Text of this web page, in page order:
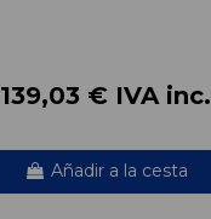
139,03 € IVA inc.
Añadir a la cesta